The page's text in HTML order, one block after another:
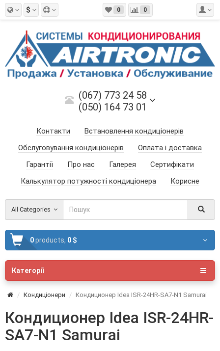
$ 0 0
(067) 773 24 58
(050) 164 73 01
Контакти
Встановлення кондиціонерів
Обслуговування кондиціонерів
Оплата і доставка
Гарантії
Про нас Галерея
Сертифікати
Калькулятор потужності кондиціонера
Корисне
All Categories
0products, 0 $
Категорії
Кондиціонери Кондиционер Idea ISR-24HR-SA7-N1 Samurai
Кондиционер Idea ISR-24HR-
SA7-N1 Samurai